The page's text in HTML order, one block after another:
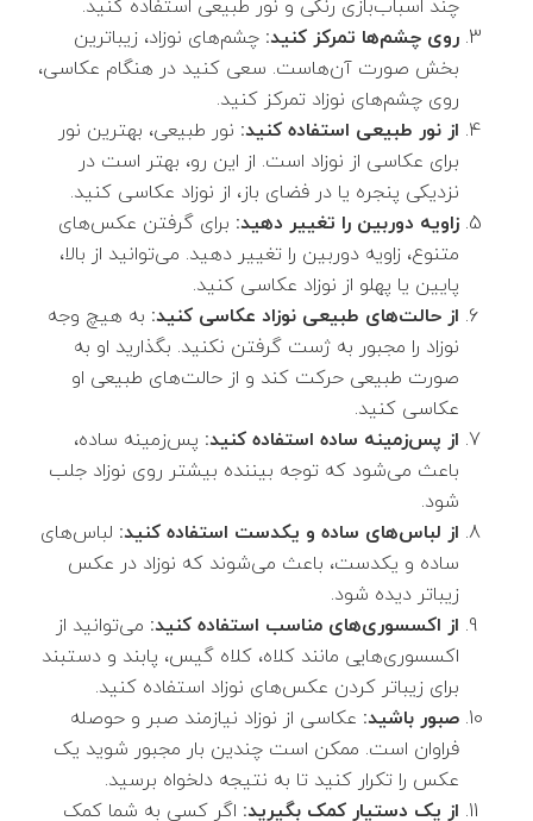
چند اسباب‌بازی رنگی و نور طبیعی استفاده کنید.
روی چشم‌ها تمرکز کنید:چشم‌های نوزاد، زیباترین
بخش صورت آن‌هاست. سعی کنید در هنگام عکاسی،
روی چشم‌های نوزاد تمرکز کنید.
از نور طبیعی استفاده کنید: نور طبیعی، بهترین نور
برای عکاسی از نوزاد است. از این رو، بهتر است در
نزدیکی پنجره یا در فضای باز، از نوزاد عکاسی کنید.
زاویه دوربین را تغییر دهید: برای گرفتن عکس‌های
متنوع، زاویه دوربین را تغییر دهید. می‌توانید از بالا،
پایین یا پهلو از نوزاد عکاسی کنید.
از حالت‌های طبیعی نوزاد عکاسی کنید: به هیچ وجه
نوزاد را مجبور به ژست گرفتن نکنید. بگذارید او به
صورت طبیعی حرکت کند و از حالت‌های طبیعی او
عکاسی کنید.
از پس‌زمینه ساده استفاده کنید: پس‌زمینه ساده،
باعث می‌شود که توجه بیننده بیشتر روی نوزاد جلب
شود.
از لباس‌های ساده و یکدست استفاده کنید: لباس‌های
ساده و یکدست، باعث می‌شوند که نوزاد در عکس
زیباتر دیده شود.
از اکسسوری‌های مناسب استفاده کنید: می‌توانید از
اکسسوری‌هایی مانند کلاه، کلاه گیس، پابند و دستبند
برای زیباتر کردن عکس‌های نوزاد استفاده کنید.
صبور باشید: عکاسی از نوزاد نیازمند صبر و حوصله
فراوان است. ممکن است چندین بار مجبور شوید یک
عکس را تکرار کنید تا به نتیجه دلخواه برسید.
از یک دستیار کمک بگیرید: اگر کسی به شما کمک